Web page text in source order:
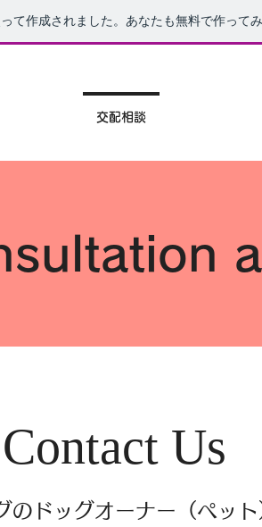
て作成されました。あなたも無料で作って
交配相談
Contact Us
のドッグオーナー（ペッ